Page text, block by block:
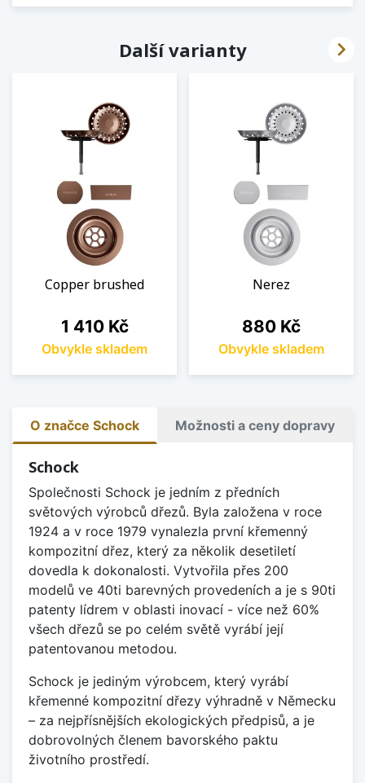
Další varianty
Copper brushed
Cena
1 410 Kč
Obvykle skladem
Nerez
Cena
880 Kč
Obvykle skladem

O značce Schock Možnosti a ceny dopravy
Schock
Společnosti Schock je jedním z předních
světových výrobců dřezů. Byla založena v roce
1924 a v roce 1979 vynalezla první křemenný
kompozitní dřez, který za několik desetiletí
dovedla k dokonalosti. Vytvořila přes 200
modelů ve 40ti barevných provedeních a je s 90ti
patenty lídrem v oblasti inovací - více než 60%
všech dřezů se po celém světě vyrábí její
patentovanou metodou.
Schock je jediným výrobcem, který vyrábí
křemenné kompozitní dřezy výhradně v Německu
– za nejpřísnějších ekologických předpisů, a je
dobrovolných členem bavorského paktu
životního prostředí.